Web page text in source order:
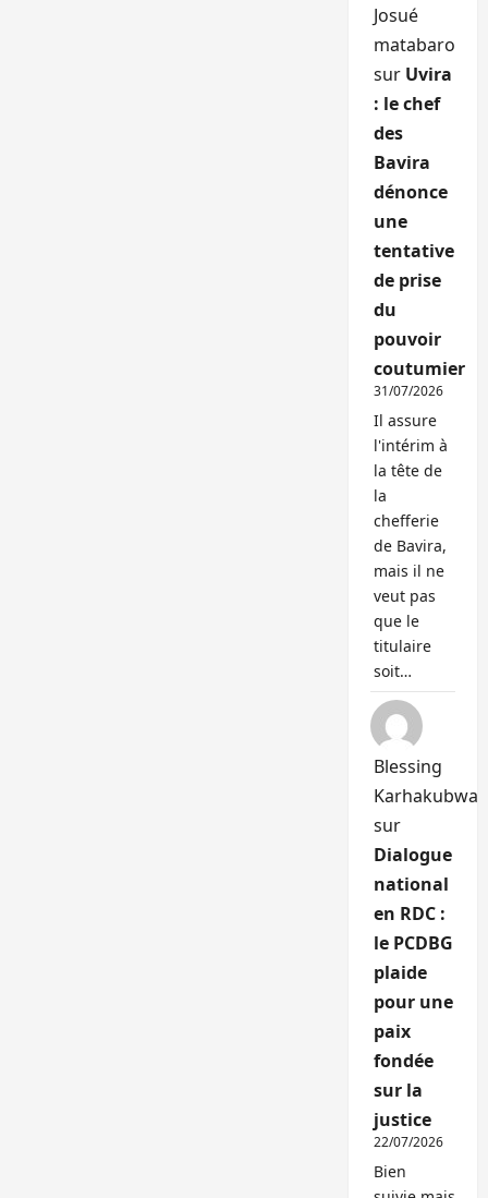
Josué
matabaro
sur Uvira
: le chef
des
Bavira
dénonce
une
tentative
de prise
du
pouvoir
coutumier
31/07/2026
Il assure
l'intérim à
la tête de
la
chefferie
de Bavira,
mais il ne
veut pas
que le
titulaire
soit…
Blessing
Karhakubwa
sur
Dialogue
national
en RDC :
le PCDBG
plaide
pour une
paix
fondée
sur la
justice
22/07/2026
Bien